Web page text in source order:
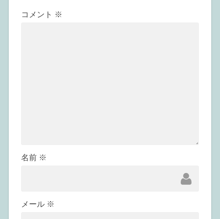
コメント ※
名前 ※
メール ※